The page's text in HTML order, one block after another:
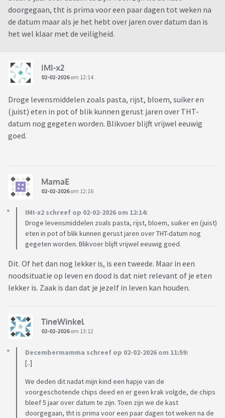
doorgegaan, tht is prima voor een paar dagen tot weken na
de datum maar als je het hebt over jaren over datum dan is
het wel klaar met de veiligheid.
IMI-x2
02-02-2026om 12:14
Droge levensmiddelen zoals pasta, rijst, bloem, suiker en
(juist) eten in pot of blik kunnen gerust jaren over THT-
datum nog gegeten worden. Blikvoer blijft vrijwel eeuwig
goed.
MamaE
02-02-2026om 12:16
IMI-x2 schreef op 02-02-2026 om 12:14:
Droge levensmiddelen zoals pasta, rijst, bloem, suiker en (juist)
eten in pot of blik kunnen gerust jaren over THT-datum nog
gegeten worden. Blikvoer blijft vrijwel eeuwig goed.
Dit. Of het dan nog lekker is, is een tweede. Maar in een
noodsituatie op leven en dood is dat niet relevant of je eten
lekker is. Zaak is dan dat je jezelf in leven kan houden.
TineWinkel
02-02-2026om 13:12
Decembermamma schreef op 02-02-2026 om 11:59:
[..]
We deden dit nadat mijn kind een hapje van de
voorgeschotende chips deed en er geen krak volgde, de chips
bleef 5 jaar over datum te zijn. Toen zijn we de kast
doorgegaan, tht is prima voor een paar dagen tot weken na de